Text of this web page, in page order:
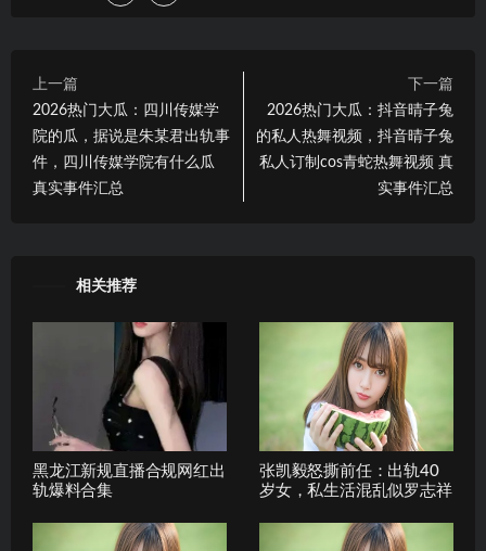
上一篇
2026热门大瓜：四川传媒学
院的瓜，据说是朱某君出轨事
件，四川传媒学院有什么瓜
真实事件汇总
下一篇
2026热门大瓜：抖音晴子兔
的私人热舞视频，抖音晴子兔
私人订制cos青蛇热舞视频 真
实事件汇总
相关推荐
黑龙江新规直播合规网红出
轨爆料合集
张凯毅怒撕前任：出轨40
岁女，私生活混乱似罗志祥